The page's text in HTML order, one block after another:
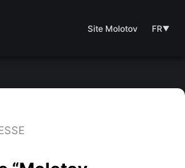
Site Molotov FR▼